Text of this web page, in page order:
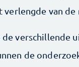
verlengde van de
de verschillende
de